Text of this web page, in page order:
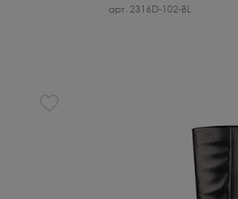
арт. 2316D-102-BL